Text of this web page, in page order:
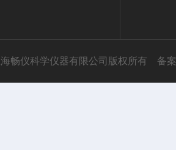
畅仪科学仪器有限公司版权所有 备